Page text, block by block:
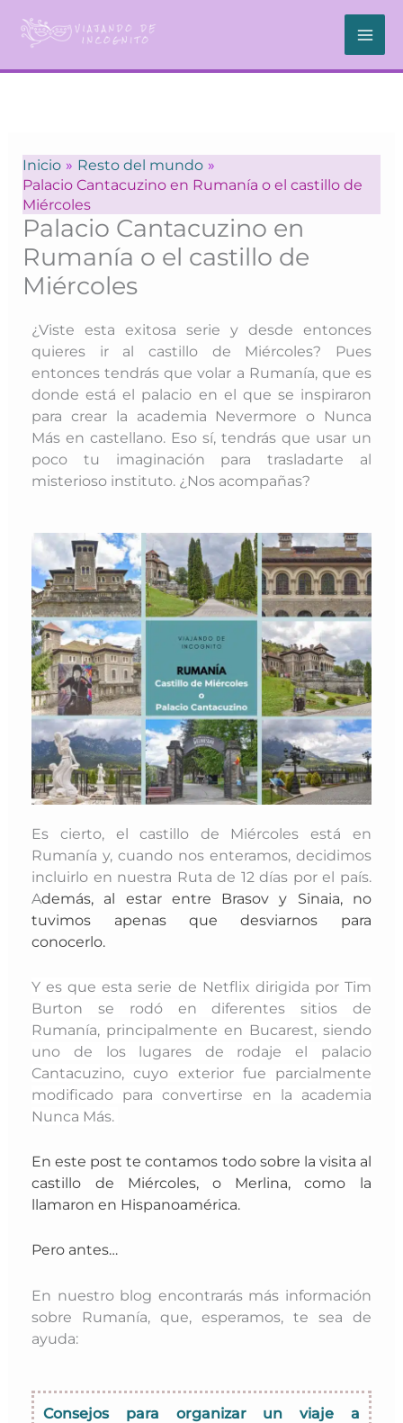
contenido
Inicio
Resto del mundo
Palacio Cantacuzino en Rumanía o el castillo de
Miércoles
Palacio Cantacuzino en
Rumanía o el castillo de
Miércoles
¿Viste esta exitosa serie y desde entonces
quieres ir al castillo de Miércoles? Pues
entonces tendrás que volar a Rumanía, que es
donde está el palacio en el que se inspiraron
para crear la academia Nevermore o Nunca
Más en castellano. Eso sí, tendrás que usar un
poco tu imaginación para trasladarte al
misterioso instituto. ¿Nos acompañas?
Es cierto, el castillo de Miércoles está en
Rumanía y, cuando nos enteramos, decidimos
incluirlo en nuestra Ruta de 12 días por el país.
Además, al estar entre Brasov y Sinaia, no
tuvimos apenas que desviarnos para
conocerlo.
Y es que esta serie de Netflix dirigida por Tim
Burton se rodó en diferentes sitios de
Rumanía, principalmente en Bucarest, siendo
uno de los lugares de rodaje el palacio
Cantacuzino, cuyo exterior fue parcialmente
modificado para convertirse en la academia
Nunca Más.
En este post te contamos todo sobre la visita al
castillo de Miércoles, o Merlina, como la
llamaron en Hispanoamérica.
Pero antes…
En nuestro blog encontrarás más información
sobre Rumanía, que, esperamos, te sea de
ayuda:
Consejos para organizar un viaje a